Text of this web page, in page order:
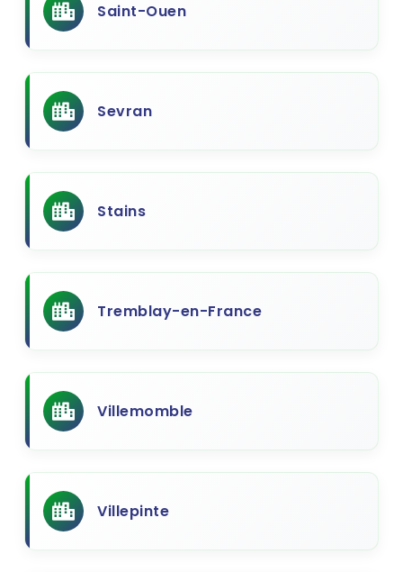
Saint-Ouen
Sevran
Stains
Tremblay-en-France
Villemomble
Villepinte